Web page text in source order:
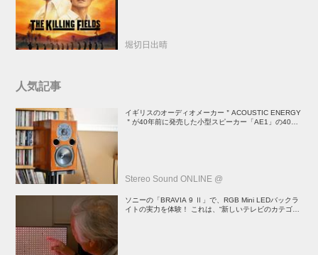
堀切日出晴
人気記事
イギリスのオーディオメーカー＂ACOUSTIC ENERGY
＂が40年前に発売した小型スピーカー「AE1」の40周
Stereo Sound ONLINE @
ソニーの「BRAVIA 9 Ⅱ」で、RGB Mini LEDバックラ
イトの実力を体験！ これは、“新しいテレビのカテゴリ